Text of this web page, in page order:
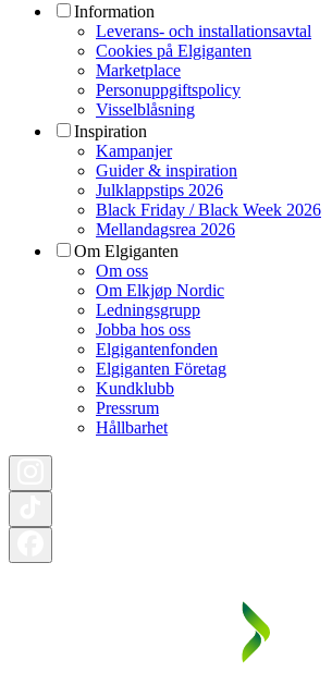
Information
Leverans- och installationsavtal
Cookies på Elgiganten
Marketplace
Personuppgiftspolicy
Visselblåsning
Inspiration
Kampanjer
Guider & inspiration
Julklappstips 2026
Black Friday / Black Week 2026
Mellandagsrea 2026
Om Elgiganten
Om oss
Om Elkjøp Nordic
Ledningsgrupp
Jobba hos oss
Elgigantenfonden
Elgiganten Företag
Kundklubb
Pressrum
Hållbarhet